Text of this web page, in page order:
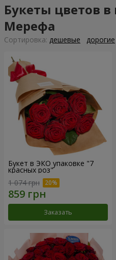
Букеты цветов в
Мерефа
Cортировка: дешевые дорогие
Букет в ЭКО упаковке "7
красных роз"
1 074 грн
Заказать